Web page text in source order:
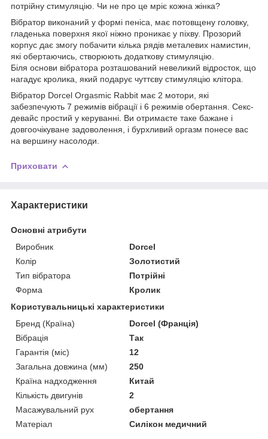
потрійну стимуляцію. Чи не про це мріє кожна жінка?
Вібратор виконаний у формі пеніса, має потовщену головку,
гладенька поверхня якої ніжно проникає у піхву. Прозорий
корпус дає змогу побачити кілька рядів металевих намистин,
які обертаючись, створюють додаткову стимуляцію.
Біля основи вібратора розташований невеликий відросток, що
нагадує кролика, який подарує чуттєву стимуляцію клітора.
Вібратор Dorcel Orgasmic Rabbit має 2 мотори, які
забезпечують 7 режимів вібрації і 6 режимів обертання. Секс-
девайс простий у керуванні. Ви отримаєте таке бажане і
довгоочікуване задоволення, і бурхливий оргазм понесе вас
на вершину насолоди.
Приховати
Характеристики
Основні атрибути
Виробник
Dorcel
Колір
Золотистий
Тип вібратора
Потрійні
Форма
Кролик
Користувальницькі характеристики
Бренд (Країна)
Dorcel (Франція)
Вібрація
Так
Гарантія (міс)
12
Загальна довжина (мм)
250
Країна надходження
Китай
Кількість двигунів
2
Масажувальний рух
обертання
Матеріал
Силікон медичний